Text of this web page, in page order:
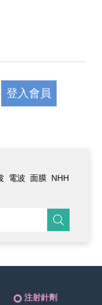
登入會員
電波 面膜 NHH
注射針劑